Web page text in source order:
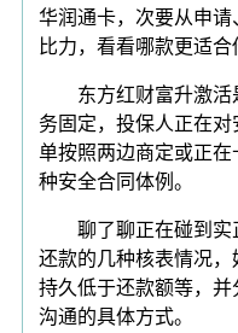
华润通卡，次要从申
比力，看看哪款更适合
东方红财富升激活
务固定，投保人正在
单按照两边商定或正
种安全合同体例。
聊了聊正在碰到实
还款的几种核表情况
持久低于还款额等，
沟通的具体方式。